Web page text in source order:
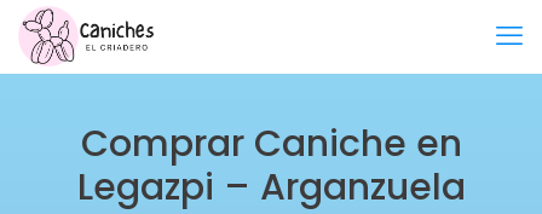
Comprar Caniche en
Legazpi – Arganzuela